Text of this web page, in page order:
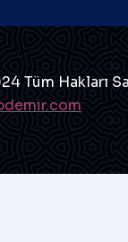
Tüm Hakları